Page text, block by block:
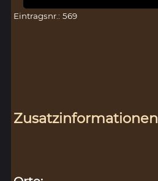
Eintragsnr.: 569
Zusatzinformationen